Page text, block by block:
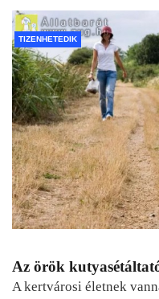
TIZENHETEDIK
Az örök
A kertvárosi életnek